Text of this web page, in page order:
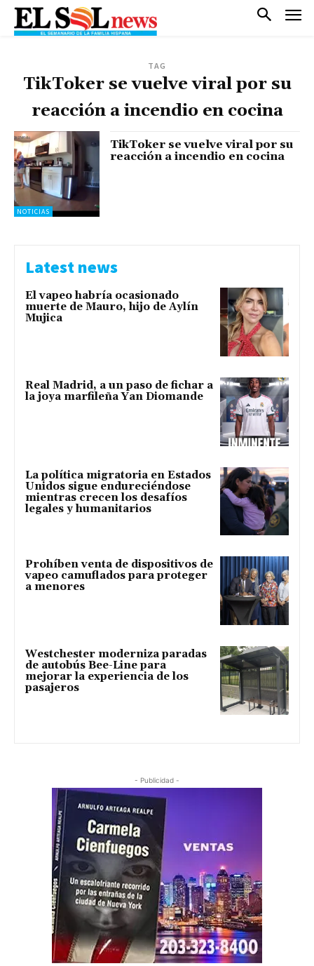
TAG
TikToker se vuelve viral por su
reacción a incendio en cocina
NOTICIAS
TikToker se vuelve viral por su
reacción a incendio en cocina
Latest news
El vapeo habría ocasionado
muerte de Mauro, hijo de Aylín
Mujica
Real Madrid, a un paso de fichar a
la joya marfileña Yan Diomande
La política migratoria en Estados
Unidos sigue endureciéndose
mientras crecen los desafíos
legales y humanitarios
Prohíben venta de dispositivos de
vapeo camuflados para proteger
a menores
Westchester moderniza paradas
de autobús Bee-Line para
mejorar la experiencia de los
pasajeros
- Publicidad -